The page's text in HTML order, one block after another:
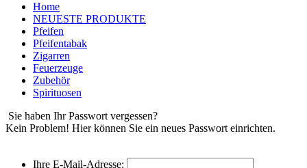
Home
NEUESTE PRODUKTE
Pfeifen
Pfeifentabak
Zigarren
Feuerzeuge
Zubehör
Spirituosen
Sie haben Ihr Passwort vergessen?
Kein Problem! Hier können Sie ein neues Passwort einrichten.
Ihre E-Mail-Adresse: